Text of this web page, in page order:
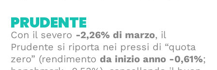
PRUDENTE
Con il severo -2,26% di marzo, il
Prudente si riporta nei pressi di “quota
zero” (rendimento da inizio anno -0,61%;